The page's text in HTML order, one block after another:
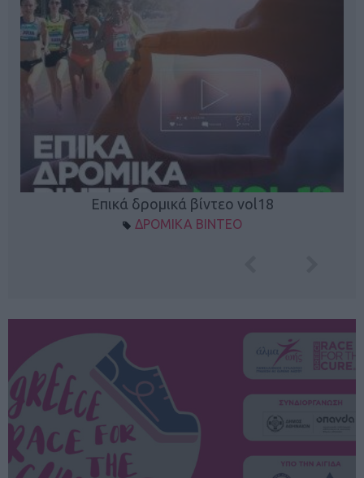
Επικά δρομικά βίντεο vol18
ΔΡΟΜΙΚΑ ΒΙΝΤΕΟ